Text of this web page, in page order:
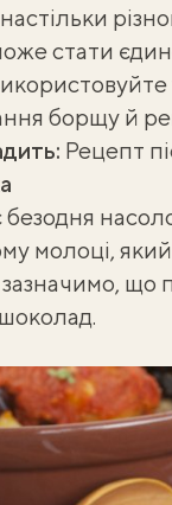
стати
борщу й
Рецепт
безодня
молоці,
зазначимо, що